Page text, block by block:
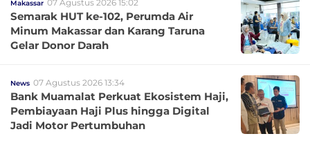
Makassar 07 Agustus 2026 15:02
Semarak HUT ke-102, Perumda Air
Minum Makassar dan Karang Taruna
Gelar Donor Darah
News 07 Agustus 2026 13:34
Bank Muamalat Perkuat Ekosistem Haji,
Pembiayaan Haji Plus hingga Digital
Jadi Motor Pertumbuhan